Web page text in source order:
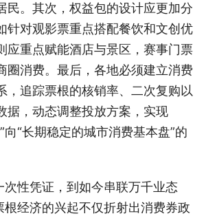
民。其次，权益包的设计应更加分
针对观影票重点搭配餐饮和文创优
应重点赋能酒店与景区，赛事门票
圈消费。最后，各地必须建立消费
，追踪票根的核销率、二次复购以
据，动态调整投放方案，实现
向“长期稳定的城市消费基本盘”的
次性凭证，到如今串联万千业态
根经济的兴起不仅折射出消费券政